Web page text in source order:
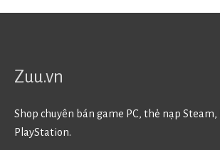
Zuu.vn
Shop chuyên bán game PC, thẻ nạp
PlayStation.